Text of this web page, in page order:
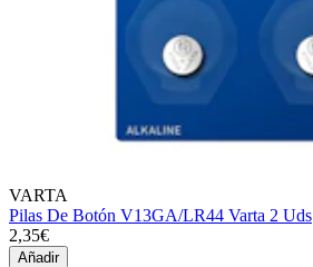
VARTA
Pilas De Botón V13GA/LR44 Varta 2 Uds
2,35€
Añadir